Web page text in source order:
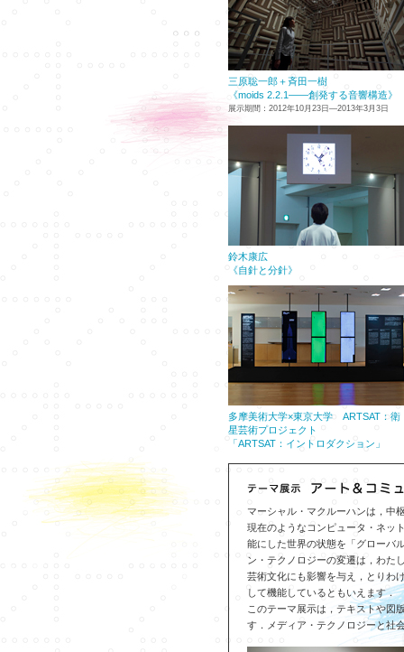
三原聡一郎＋斉田一樹
《moids 2.2.1——創発する音響構造》
展示期間：2012年10月23日—2013年3月3日
鈴木康広
《自針と分針》
多摩美術大学×東京大学 ARTSAT：衛
星芸術プロジェクト
「ARTSAT：イントロダクション」
マーシャル・マクルーハンは，中
現在のようなコンピュータ・ネッ
能にした世界の状態を「グローバ
ン・テクノロジーの変遷は，わた
芸術文化にも影響を与え，とりわ
して機能しているともいえます．
このテーマ展示は，テキストや図
す．メディア・テクノロジーと社